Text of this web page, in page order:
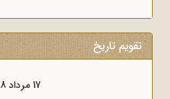
تقویم تاریخ
17 مرداد 1298